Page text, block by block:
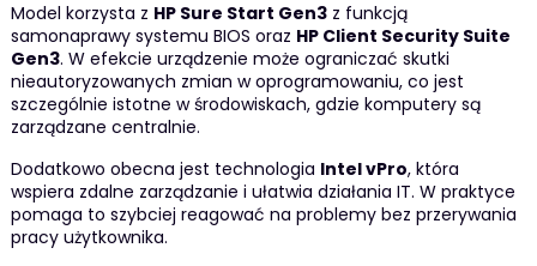
Model korzysta z HP Sure Start Gen3z funkcją
samonaprawy systemu BIOS oraz HP Client Security Suite
Gen3. W efekcie urządzenie może ograniczać skutki
nieautoryzowanych zmian w oprogramowaniu, co jest
szczególnie istotne w środowiskach, gdzie komputery są
zarządzane centralnie.
Dodatkowo obecna jest technologia Intel vPro, która
wspiera zdalne zarządzanie i ułatwia działania IT. W praktyce
pomaga to szybciej reagować na problemy bez przerywania
pracy użytkownika.